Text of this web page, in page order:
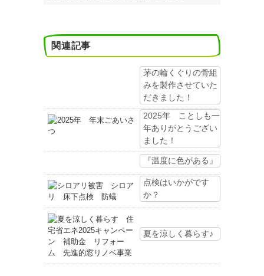
関連記事
茅の輪くぐりの骨組
みを製作させていた
だきました！
2025年 ことしも一
年ありがとうござい
ました！
『温度に色がある』
点検はいかがです
か？
夏を涼しく暮らす♪